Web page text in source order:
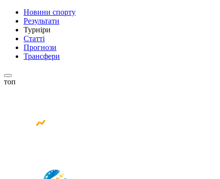
Новини спорту
Результати
Турніри
Статті
Прогнози
Трансфери
топ